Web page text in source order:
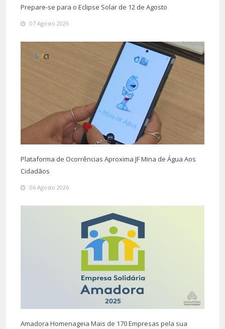
Prepare-se para o Eclipse Solar de 12 de Agosto
07 Agosto 2026
Plataforma de Ocorrências Aproxima JF Mina de Água Aos
Cidadãos
06 Agosto 2026
Amadora Homenageia Mais de 170 Empresas pela sua